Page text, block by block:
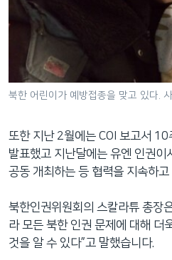
북한 어린이가 예방접종을 맞고 있다.
또한 지난 2월에는 COI 보고서
발표했고 지난달에는 유엔 인권이
공동 개최하는 등 협력을 지속하고
북한인권위원회의 스칼라튜 총장
라 모든 북한 인권 문제에 대해 더
것을 알 수 있다”고 말했습니다.